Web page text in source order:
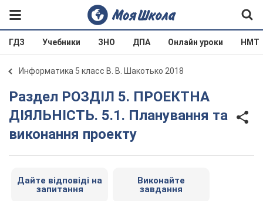
ГДЗ Учебники ЗНО ДПА Онлайн уроки НМТ
Информатика 5 класс В. В. Шакотько 2018
Раздел РОЗДІЛ 5. ПРОЕКТНА
ДІЯЛЬНІСТЬ. 5.1. Планування та
виконання проекту
Дайте відповіді на
запитання
Виконайте
завдання